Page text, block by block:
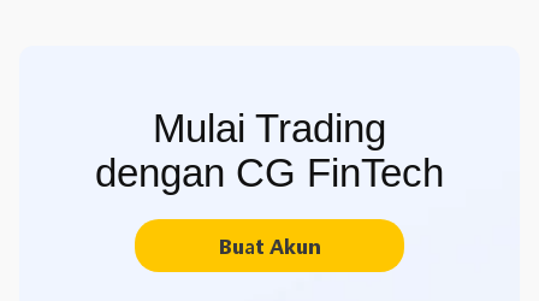
Mulai Trading
dengan CG FinTech
Buat Akun